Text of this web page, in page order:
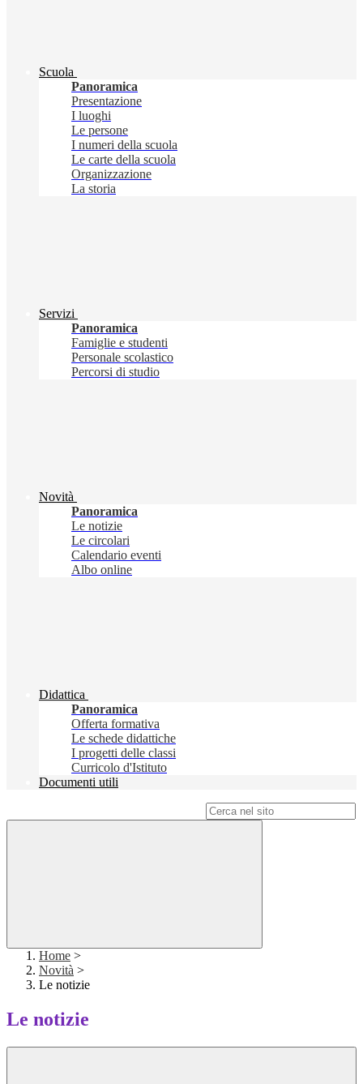
Scuola
Panoramica
Presentazione
I luoghi
Le persone
I numeri della scuola
Le carte della scuola
Organizzazione
La storia
Servizi
Panoramica
Famiglie e studenti
Personale scolastico
Percorsi di studio
Novità
Panoramica
Le notizie
Le circolari
Calendario eventi
Albo online
Didattica
Panoramica
Offerta formativa
Le schede didattiche
I progetti delle classi
Curricolo d'Istituto
Documenti utili
Home >
Novità >
Le notizie
Le notizie